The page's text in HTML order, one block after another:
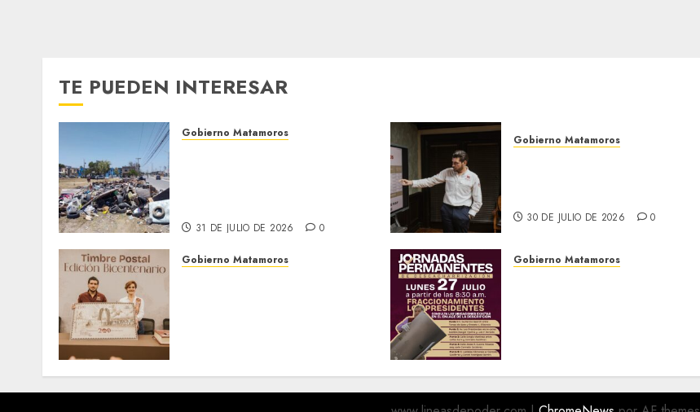
TE PUEDEN INTERESAR
Gobierno Matamoros
31 DE JULIO DE 2026 0
Gobierno Matamoros
30 DE JULIO DE 2026 0
Gobierno Matamoros
28 DE JULIO DE 2026 0
Gobierno Matamoros
27 DE JULIO DE 2026 0